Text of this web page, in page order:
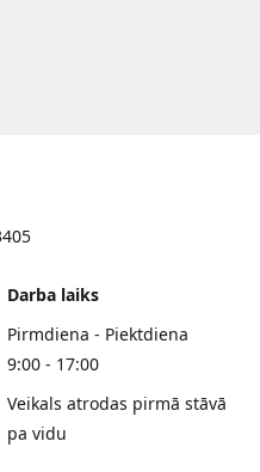
Darba laiks
Pirmdiena - Piektdiena
9:00 - 17:00
Veikals atrodas pirmā stāvā
pa vidu